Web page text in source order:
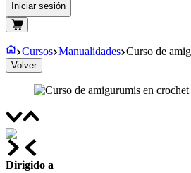
Iniciar sesión
Cursos Manualidades Curso de
Volver
Dirigido a